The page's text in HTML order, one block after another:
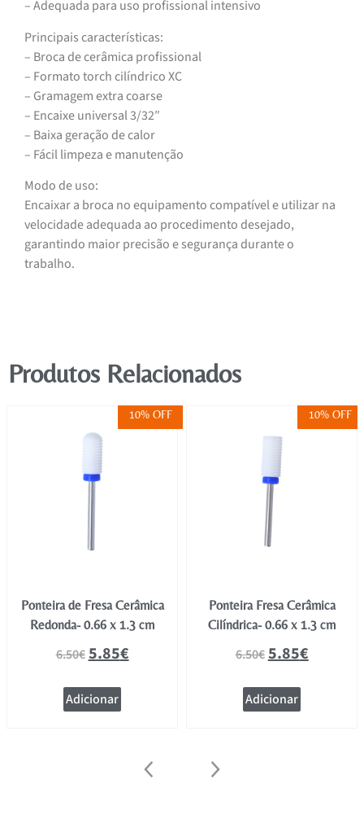
– Adequada para uso profissional intensivo
Principais características:
– Broca de cerâmica profissional
– Formato torch cilíndrico XC
– Gramagem extra coarse
– Encaixe universal 3/32″
– Baixa geração de calor
– Fácil limpeza e manutenção
Modo de uso:
Encaixar a broca no equipamento compatível e utilizar na
velocidade adequada ao procedimento desejado,
garantindo maior precisão e segurança durante o
trabalho.
Produtos Relacionados
10% OFF
Ponteira de Fresa Cerâmica
Redonda- 0.66 x 1.3 cm
6.50€5.85€
Adicionar
10% OFF
Ponteira Fresa Cerâmica
Cilíndrica- 0.66 x 1.3 cm
6.50€5.85€
Adicionar